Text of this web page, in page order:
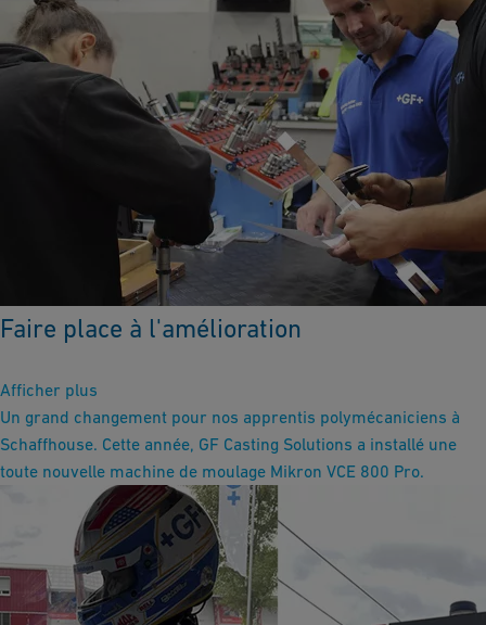
Faire place à l'amélioration
Afficher plus
Un grand changement pour nos apprentis polymécaniciens à
Schaffhouse. Cette année, GF Casting Solutions a installé une
toute nouvelle machine de moulage Mikron VCE 800 Pro.